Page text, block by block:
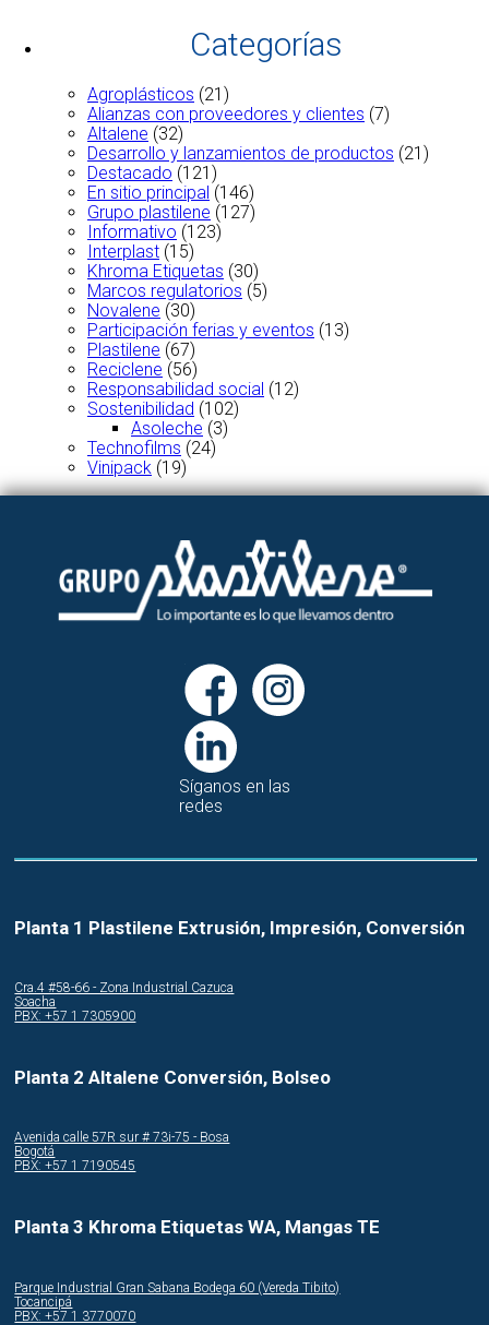
Categorías
Agroplásticos (21)
Alianzas con proveedores y clientes (7)
Altalene (32)
Desarrollo y lanzamientos de productos (21)
Destacado (121)
En sitio principal (146)
Grupo plastilene (127)
Informativo (123)
Interplast (15)
Khroma Etiquetas (30)
Marcos regulatorios (5)
Novalene (30)
Participación ferias y eventos (13)
Plastilene (67)
Reciclene (56)
Responsabilidad social (12)
Sostenibilidad (102)
Asoleche (3)
Technofilms (24)
Vinipack (19)
Síganos en las
redes
Planta 1 Plastilene Extrusión, Impresión, Conversión
Cra.4 #58-66 - Zona Industrial Cazuca
Soacha
PBX: +57 1 7305900
Planta 2 Altalene Conversión, Bolseo
Avenida calle 57R sur # 73i-75 - Bosa
Bogotá
PBX: +57 1 7190545
Planta 3 Khroma Etiquetas WA, Mangas TE
Parque Industrial Gran Sabana Bodega 60 (Vereda Tibito)
Tocancipá
PBX: +57 1 3770070